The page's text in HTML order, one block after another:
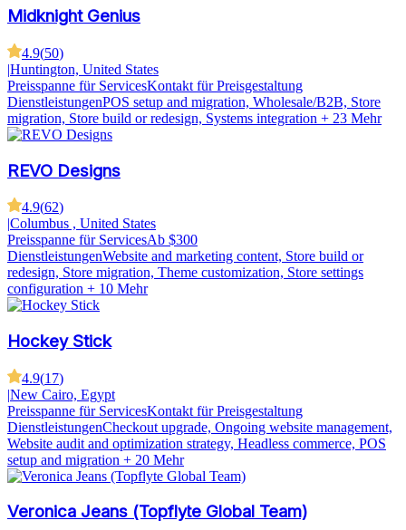
Midknight Genius
4.9(50)
|Huntington, United States
Preisspanne für ServicesKontakt für Preisgestaltung
DienstleistungenPOS setup and migration, Wholesale/B2B, Store
migration, Store build or redesign, Systems integration + 23 Mehr
REVO Designs
4.9(62)
|Columbus , United States
Preisspanne für ServicesAb $300
DienstleistungenWebsite and marketing content, Store build or
redesign, Store migration, Theme customization, Store settings
configuration + 10 Mehr
Hockey Stick
4.9(17)
|New Cairo, Egypt
Preisspanne für ServicesKontakt für Preisgestaltung
DienstleistungenCheckout upgrade, Ongoing website management,
Website audit and optimization strategy, Headless commerce, POS
setup and migration + 20 Mehr
Veronica Jeans (Topflyte Global Team)